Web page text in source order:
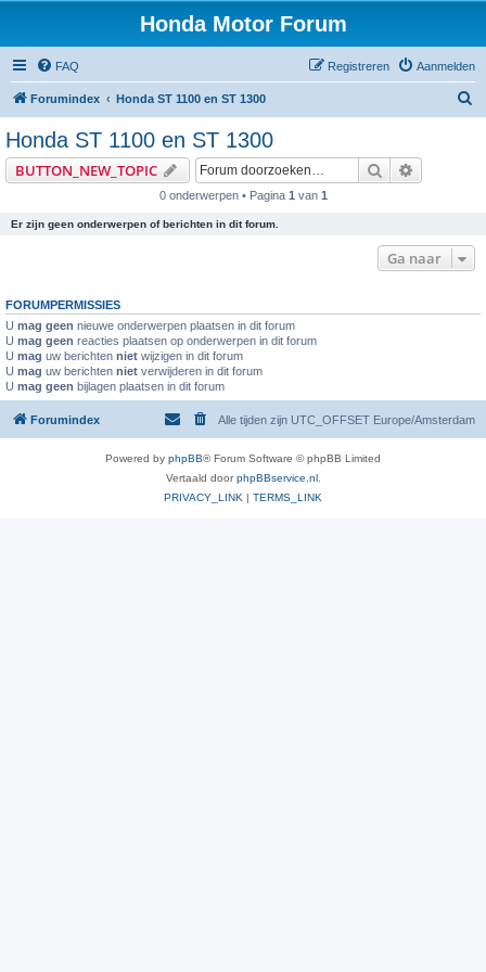
Honda Motor Forum
FAQ Aanmelden
Registreren
Forumindex Honda ST 1100 en ST 1300
Honda ST 1100 en ST 1300
BUTTON_NEW_TOPIC Zoeken
0 onderwerpen • Pagina 1 van 1
Er zijn geen onderwerpen of berichten in dit forum.
Ga naar
FORUMPERMISSIES
U mag geen nieuwe onderwerpen plaatsen in dit forum
U mag geen reacties plaatsen op onderwerpen in dit forum
U mag uw berichten niet wijzigen in dit forum
U mag uw berichten niet verwijderen in dit forum
U mag geen bijlagen plaatsen in dit forum
Forumindex Alle tijden zijn UTC_OFFSET Europe/Amsterdam
Powered by phpBB® Forum Software © phpBB Limited
Vertaald doorphpBBservice.nl.
PRIVACY_LINK | TERMS_LINK